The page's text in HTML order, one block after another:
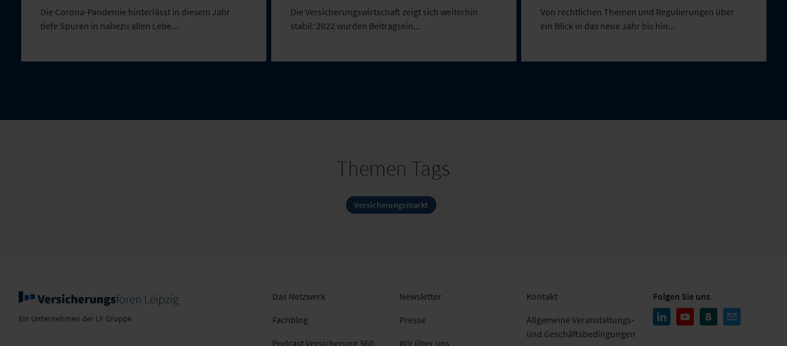
Deutschland
Die Corona-Pandemie hinterlässt in diesem Jahr
tiefe Spuren in nahezu allen Lebe...
Die Versicherungswirtschaft zeigt sich weiterhin
stabil: 2022 wurden Beitragsein...
Versicherungswirtschaft
Von rechtlichen Themen und Regulierungen über
ein Blick in das neue Jahr bis hin...
Themen Tags
Versicherungsmarkt
Ein Unternehmen der LF Gruppe
Das Netzwerk
Fachblog
Podcast Versicherung 360
Newsletter
Presse
Wir über uns
Kontakt
Allgemeine Veranstaltungs-
und Geschäftsbedingungen
Folgen Sie uns